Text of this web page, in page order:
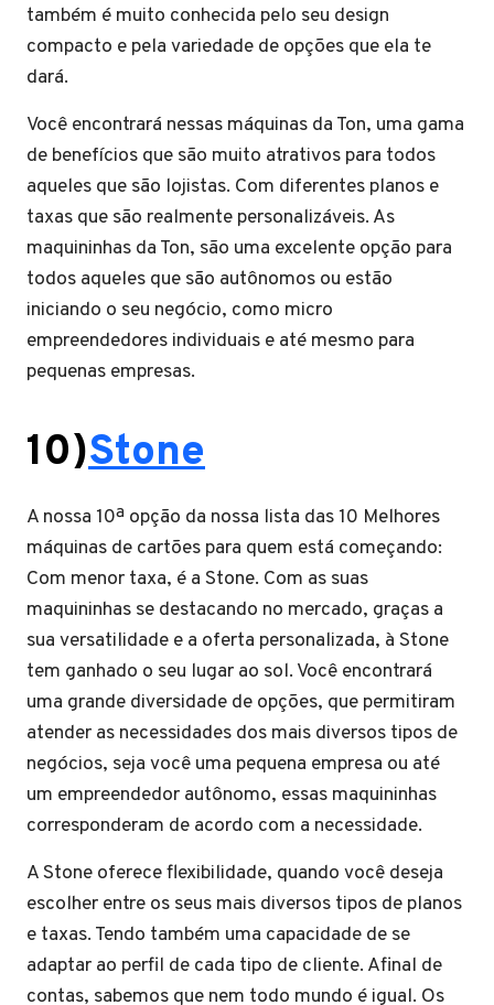
também é muito conhecida pelo seu design
compacto e pela variedade de opções que ela te
dará.
Você encontrará nessas máquinas da Ton, uma gama
de benefícios que são muito atrativos para todos
aqueles que são lojistas. Com diferentes planos e
taxas que são realmente personalizáveis. As
maquininhas da Ton, são uma excelente opção para
todos aqueles que são autônomos ou estão
iniciando o seu negócio, como micro
empreendedores individuais e até mesmo para
pequenas empresas.
10)Stone
A nossa 10ª opção da nossa lista das 10 Melhores
máquinas de cartões para quem está começando:
Com menor taxa, é a Stone. Com as suas
maquininhas se destacando no mercado, graças a
sua versatilidade e a oferta personalizada, à Stone
tem ganhado o seu lugar ao sol. Você encontrará
uma grande diversidade de opções, que permitiram
atender as necessidades dos mais diversos tipos de
negócios, seja você uma pequena empresa ou até
um empreendedor autônomo, essas maquininhas
corresponderam de acordo com a necessidade.
A Stone oferece flexibilidade, quando você deseja
escolher entre os seus mais diversos tipos de planos
e taxas. Tendo também uma capacidade de se
adaptar ao perfil de cada tipo de cliente. Afinal de
contas, sabemos que nem todo mundo é igual. Os